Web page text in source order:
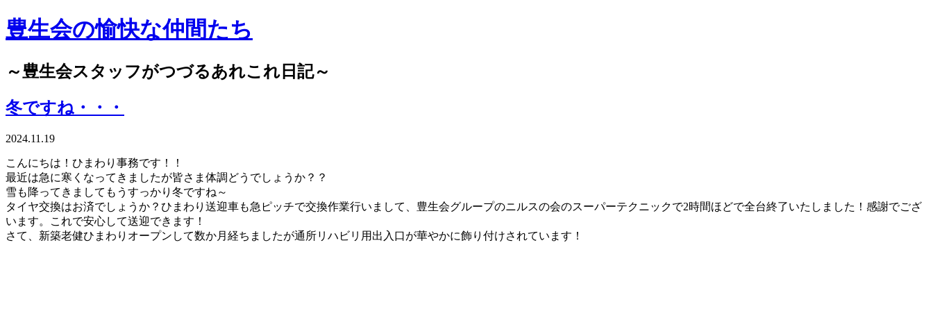
豊生会の愉快な仲間たち
～豊生会スタッフがつづるあれこれ日記～
冬ですね・・・
2024.11.19
こんにちは！ひまわり事務です！！
最近は急に寒くなってきましたが皆さま体調どうでしょうか？？
雪も降ってきましてもうすっかり冬ですね～
タイヤ交換はお済でしょうか？ひまわり送迎車も急ピッチで交換作業行いまして、豊生会グループのニルスの会のスーパーテクニックで2時間ほどで全台終了いたしました！感謝でござ
います。これで安心して送迎できます！
さて、新築老健ひまわりオープンして数か月経ちましたが通所リハビリ用出入口が華やかに飾り付けされています！